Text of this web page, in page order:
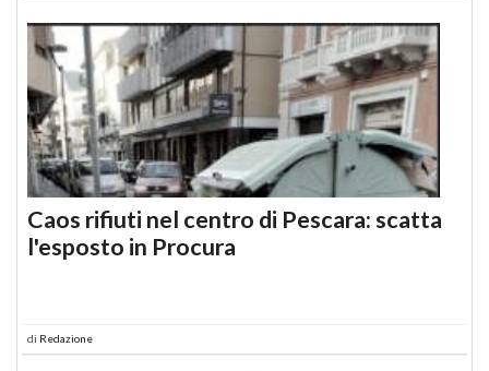
Caos rifiuti nel centro di Pescara: scatta
l'esposto in Procura
di Redazione